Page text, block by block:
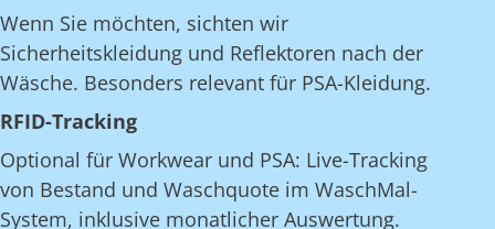
Wenn Sie möchten, sichten wir
Sicherheitskleidung und Reflektoren nach der
Wäsche. Besonders relevant für PSA-Kleidung.
RFID-Tracking
Optional für Workwear und PSA: Live-Tracking
von Bestand und Waschquote im WaschMal-
System, inklusive monatlicher Auswertung.